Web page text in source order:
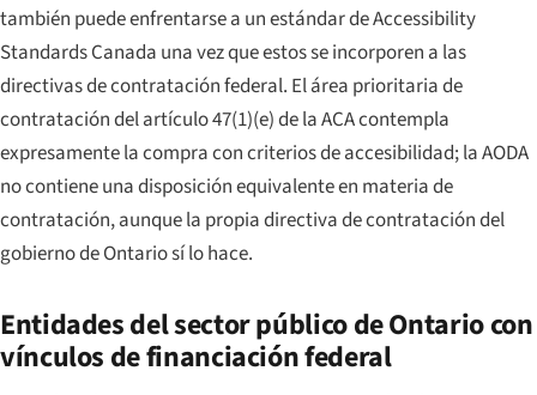
también puede enfrentarse a un estándar de Accessibility
Standards Canada una vez que estos se incorporen a las
directivas de contratación federal. El área prioritaria de
contratación del artículo 47(1)(e) de la ACA contempla
expresamente la compra con criterios de accesibilidad; la AODA
no contiene una disposición equivalente en materia de
contratación, aunque la propia directiva de contratación del
gobierno de Ontario sí lo hace.
Entidades del sector público de Ontario con
vínculos de financiación federal